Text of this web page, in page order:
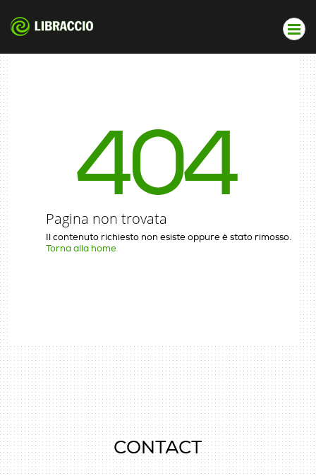
404
Pagina non trovata
Il contenuto richiesto non esiste oppure è stato rimosso.
Torna alla home
CONTACT